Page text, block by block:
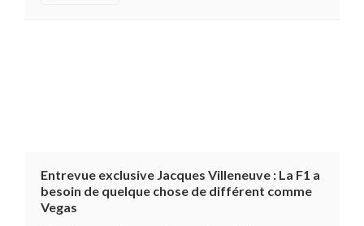
Entrevue exclusive Jacques Villeneuve : La F1 a
besoin de quelque chose de différent comme
Vegas